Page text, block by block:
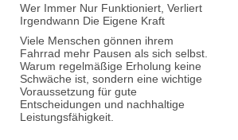
Wer Immer Nur Funktioniert, Verliert
Irgendwann Die Eigene Kraft
Viele Menschen gönnen ihrem
Fahrrad mehr Pausen als sich selbst.
Warum regelmäßige Erholung keine
Schwäche ist, sondern eine wichtige
Voraussetzung für gute
Entscheidungen und nachhaltige
Leistungsfähigkeit.